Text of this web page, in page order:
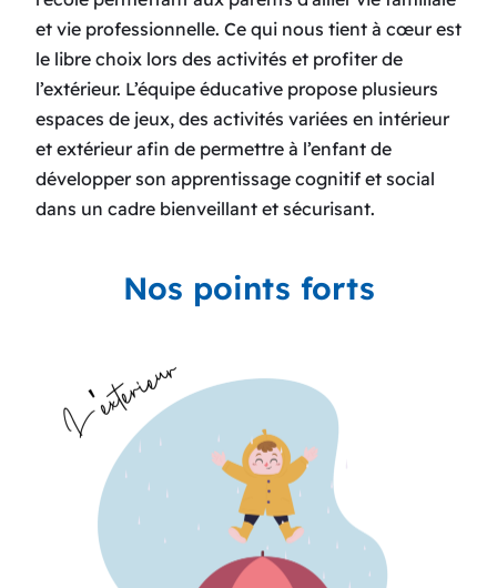
et vie professionnelle. Ce qui nous tient à cœur est
le libre choix lors des activités et profiter de
l’extérieur. L’équipe éducative propose plusieurs
espaces de jeux, des activités variées en intérieur
et extérieur afin de permettre à l’enfant de
développer son apprentissage cognitif et social
dans un cadre bienveillant et sécurisant.
Nos points forts